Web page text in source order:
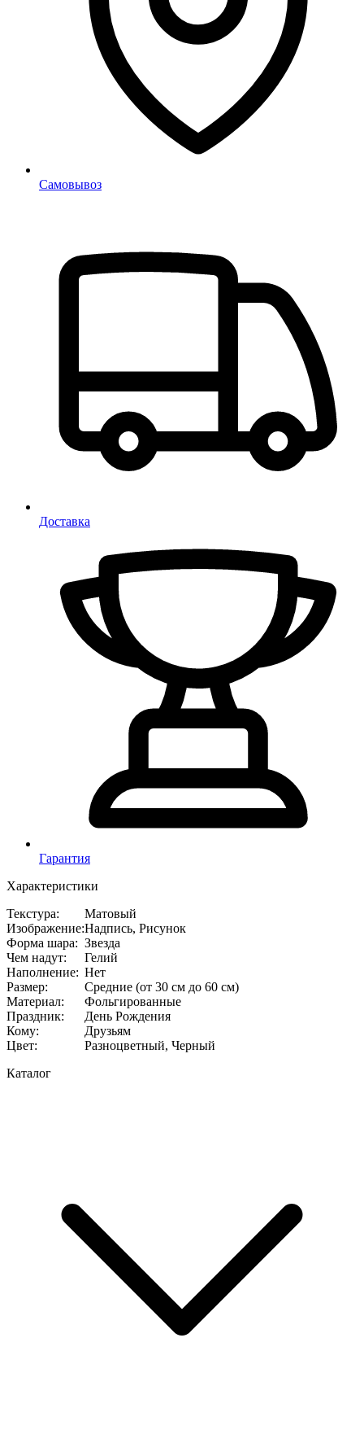
Самовывоз
Доставка
Гарантия
Характеристики
Текстура:
Матовый
Изображение:Надпись, Рисунок
Форма шара: Звезда
Чем надут:
Гелий
Наполнение: Нет
Размер:
Средние (от 30 см до 60 см)
Материал:
Фольгированные
Праздник:
День Рождения
Кому:
Друзьям
Цвет:
Разноцветный, Черный
Каталог